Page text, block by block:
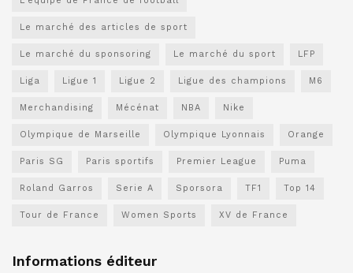
Le marché des articles de sport
Le marché du sponsoring Le marché du sport LFP
Liga Ligue 1 Ligue 2 Ligue des champions M6
Merchandising Mécénat NBA Nike
Olympique de Marseille Olympique Lyonnais Orange
Paris SG Paris sportifs Premier League Puma
Roland Garros Serie A Sporsora TF1 Top 14
Tour de France Women Sports XV de France
Informations éditeur